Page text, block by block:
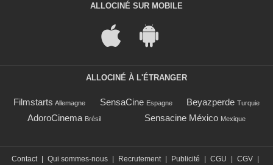
ALLOCINÉ SUR MOBILE
ALLOCINÉ À L'ÉTRANGER
Filmstarts Allemagne SensaCine Espagne Beyazperde Turquie
AdoroCinema Brésil Sensacine México Mexique
Contact | Qui sommes-nous | Recrutement | Publicité | CGU | CGV |